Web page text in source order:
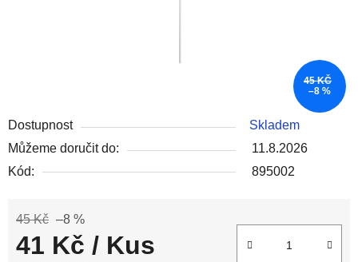
Dostupnost
Skladem
Můžeme doručit do:
11.8.2026
Kód:
895002
45 Kč –8 %
41 Kč / Kus
45 KČ
–8 %